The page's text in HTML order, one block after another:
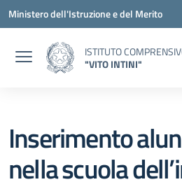
Vai ai contenuti
Vai al menu di navigazione
Vai al footer
Ministero dell'Istruzione e del Merito
ISTITUTO
"VITO INTINI"
Inserimento
nella scuola